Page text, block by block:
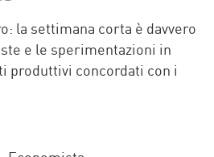
MAIL
la settimana corta è davvero
e le sperimentazioni in
produttivi concordati con i